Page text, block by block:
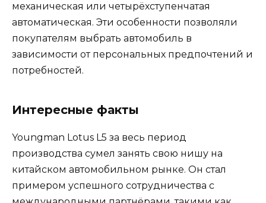
механическая или четырёхступенчатая
автоматическая. Эти особенности позволяли
покупателям выбрать автомобиль в
зависимости от персональных предпочтений и
потребностей.
Интересные факты
Youngman Lotus L5 за весь период
производства сумел занять свою нишу на
китайском автомобильном рынке. Он стал
примером успешного сотрудничества с